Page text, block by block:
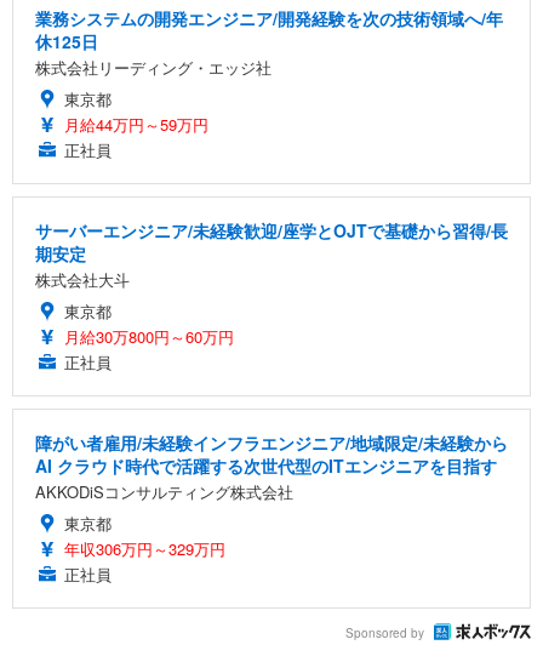
業務システムの開発エンジニア/開発経験を次の技術領域へ/年
休125日
株式会社リーディング・エッジ社
東京都
月給44万円～59万円
正社員
サーバーエンジニア/未経験歓迎/座学とOJTで基礎から習得/長
期安定
株式会社大斗
東京都
月給30万800円～60万円
正社員
障がい者雇用/未経験インフラエンジニア/地域限定/未経験から
AI クラウド時代で活躍する次世代型のITエンジニアを目指す
AKKODiSコンサルティング株式会社
東京都
年収306万円～329万円
正社員
Sponsored by